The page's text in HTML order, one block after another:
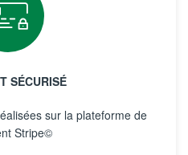
SÉCURISÉ
sur la plateforme de
Stripe©